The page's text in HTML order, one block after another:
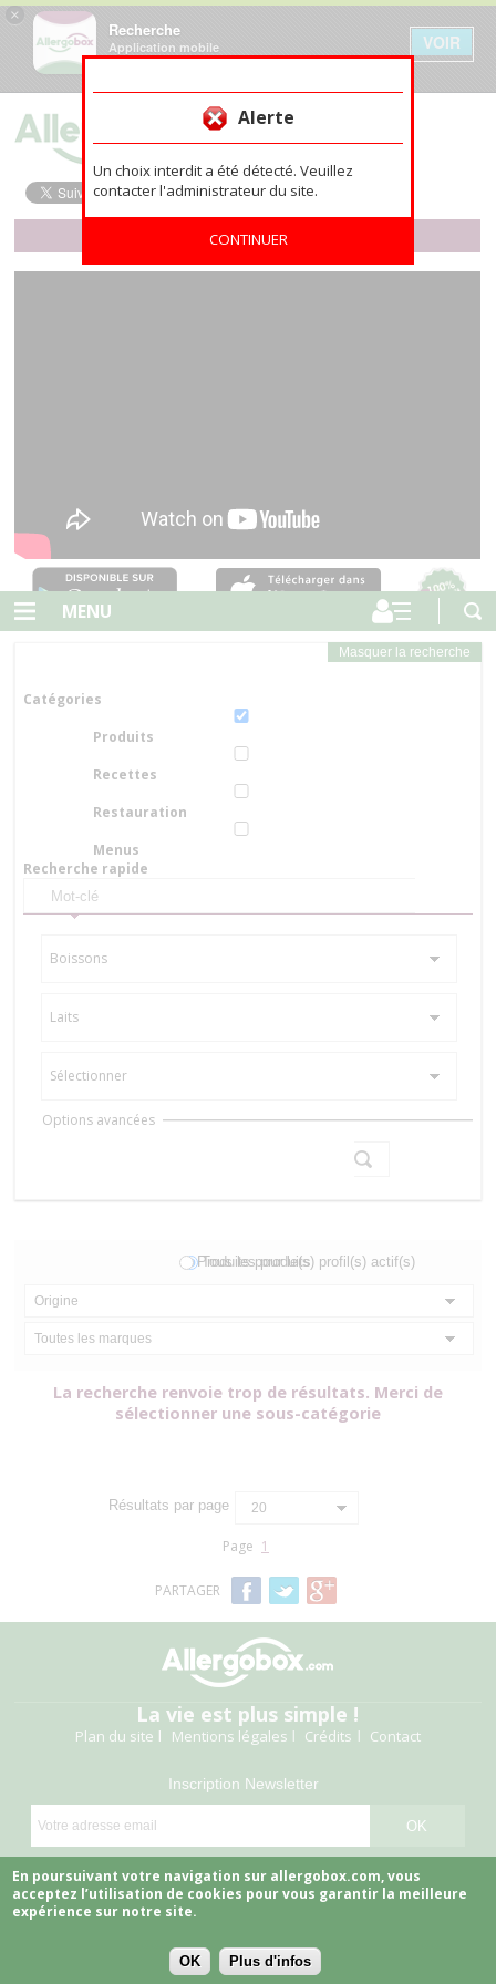
×
Recherche
Application mobile
GRATUIT - Sur Google Play
VOIR
Alerte
Un choix interdit a été détecté. Veuillez
contacter l'administrateur du site.
CONTINUER
NOUVEAU ! L'APPLI MOBILE ALLERGOBOX
MENU
Masquer la recherche
Catégories
Produits
Recettes
Restauration
Menus
Recherche rapide
Boissons
Laits
Sélectionner
Show
Options avancées
Tous les produits
Produits pour le(s) profil(s) actif(s)
Origine
Toutes les marques
Résultats par page 20
La recherche renvoie trop de résultats. Merci de
sélectionner une sous-catégorie
Page 1
PARTAGER
La vie est plus simple !
Plan du site Mentions légales Crédits Contact
Inscription Newsletter
Suivez-nous
Copyright © 2026 Allergobox
En poursuivant votre navigation sur allergobox.com, vous
acceptez l’utilisation de cookies pour vous garantir la meilleure
expérience sur notre site.
OK Plus d'infos